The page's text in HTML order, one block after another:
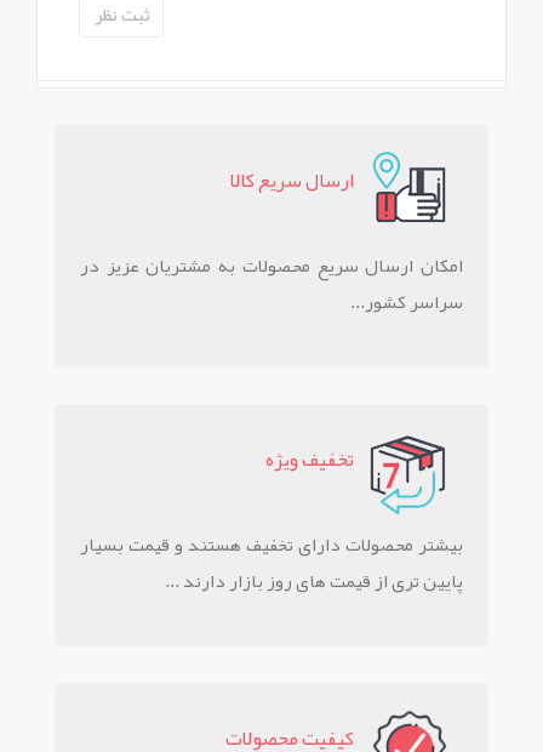
ارسال سريع کالا
امکان ارسال سریع محصولات به مشتريان عزيز در
سراسر کشور...
تخفيف ويژه
بیشتر محصولات دارای تخفیف هستند و قیمت بسیار
پایین تری از قیمت های روز بازار دارند ...
کيفيت محصولات